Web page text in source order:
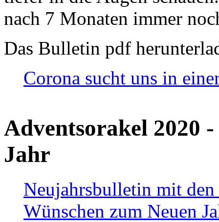
nach 7 Monaten immer
Das Bulletin pdf
Corona sucht uns in
Adventsorakel 2020
Jahr
Neujahrsbulletin mit den
Wünschen zum Neuen